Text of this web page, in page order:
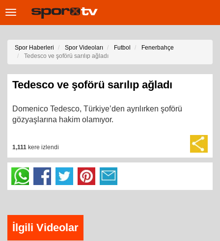
Toggle
Spor Haberleri Spor Videoları Futbol
Fenerbahçe
Tedesco ve şoförü sarılıp ağladı
Tedesco ve şoförü sarılıp ağladı
Domenico Tedesco, Türkiye’den ayrılırken şoförü
gözyaşlarına hakim olamıyor.
1,111 kere izlendi
İlgili Videolar